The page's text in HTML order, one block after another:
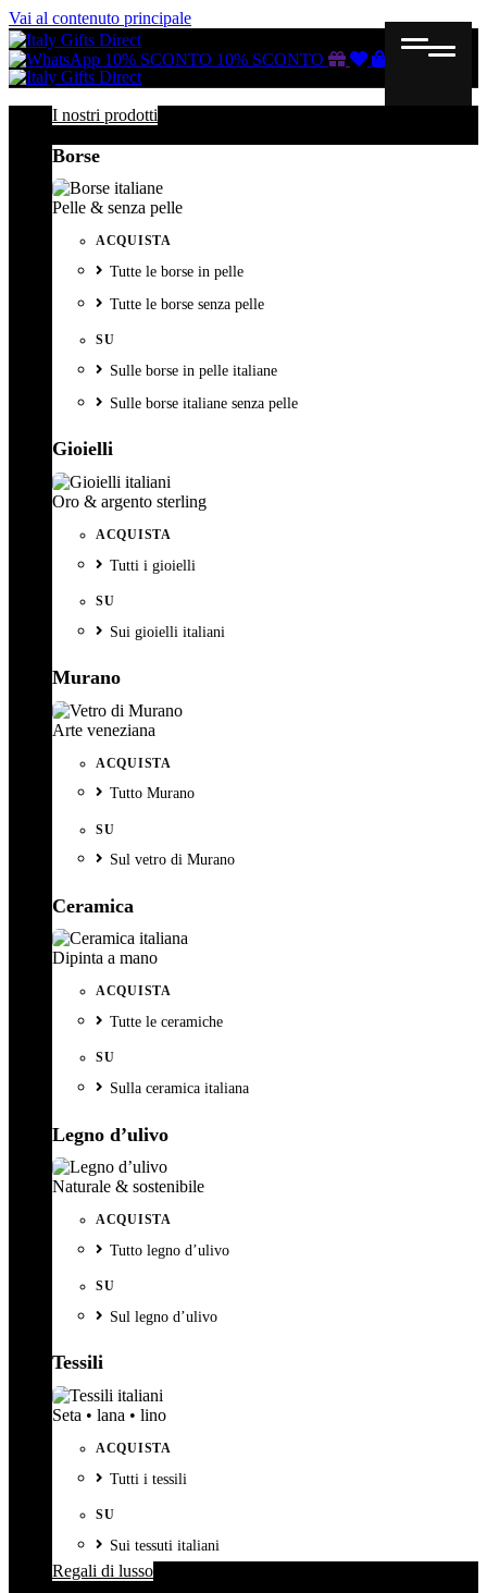
Vai al contenuto principale
10% SCONTO 10% SCONTO
Buono
ListaCarrello
I nostri prodotti
Borse
Pelle & senza pelle
ACQUISTA
Tutte le borse in pelle
Tutte le borse senza pelle
SU
Sulle borse in pelle italiane
Sulle borse italiane senza pelle
Gioielli
Oro & argento sterling
ACQUISTA
Tutti i gioielli
SU
Sui gioielli italiani
Murano
Arte veneziana
ACQUISTA
Tutto Murano
SU
Sul vetro di Murano
Ceramica
Dipinta a mano
ACQUISTA
Tutte le ceramiche
SU
Sulla ceramica italiana
Legno d’ulivo
Naturale & sostenibile
ACQUISTA
Tutto legno d’ulivo
SU
Sul legno d’ulivo
Tessili
Seta • lana • lino
ACQUISTA
Tutti i tessili
SU
Sui tessuti italiani
Regali di lusso